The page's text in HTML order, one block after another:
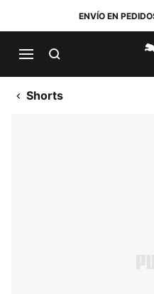
ENVÍO EN
Shorts